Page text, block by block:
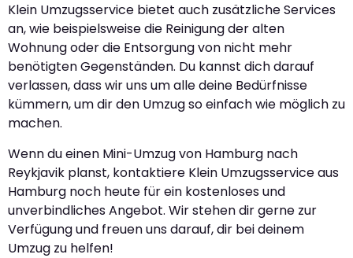
Klein Umzugsservice bietet auch zusätzliche Services
an, wie beispielsweise die Reinigung der alten
Wohnung oder die Entsorgung von nicht mehr
benötigten Gegenständen. Du kannst dich darauf
verlassen, dass wir uns um alle deine Bedürfnisse
kümmern, um dir den Umzug so einfach wie möglich zu
machen.
Wenn du einen Mini-Umzug von Hamburg nach
Reykjavik planst, kontaktiere Klein Umzugsservice aus
Hamburg noch heute für ein kostenloses und
unverbindliches Angebot. Wir stehen dir gerne zur
Verfügung und freuen uns darauf, dir bei deinem
Umzug zu helfen!